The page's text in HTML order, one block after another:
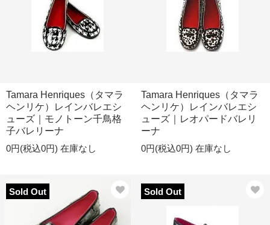
Tamara Henriques（タマラ
ヘンリケ）レインバレエシ
ューズ｜モノトーン千鳥格
子バレリーナ
0円(税込0円) 在庫なし
Tamara Henriques（タマラ
ヘンリケ）レインバレエシ
ューズ｜レオパードバレリ
ーナ
0円(税込0円) 在庫なし
Sold Out Sold Out